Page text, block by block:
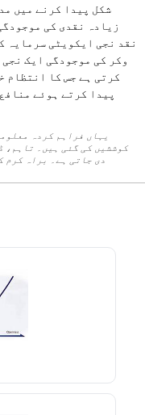
زیادہ نقدی کی
نقد نجی ایکویٹی سرمایہ
وکر کی موجودگی ایک
کرتی ہے جس کا انتظام
پیدا کرتے ہوئے
یہاں فراہم کردہ
کوششیں کی گئی ہیں۔ تاہم،
دی جاتی ہے۔ براہ کرم